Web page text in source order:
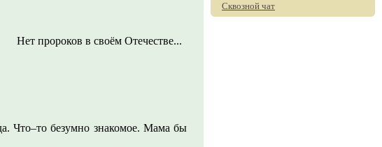
Нет пророков в своём Отечестве...
Что–то безумно знакомое. Мама бы
Сквозной чат